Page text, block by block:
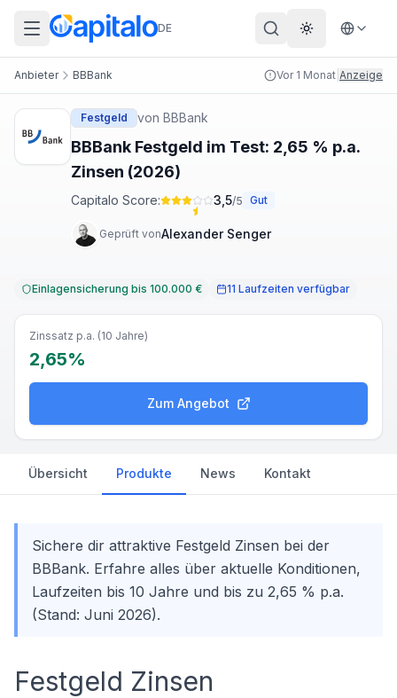
DE Theme
Anbieter BBBank Vor 1 Monat Anzeige
Festgeld von BBBank
BBBank Festgeld im Test: 2,65 % p.a.
Zinsen (2026)
Capitalo Score: 3,5/5 Gut
Geprüft vonAlexander Senger
Einlagensicherung bis 100.000 € 11 Laufzeiten verfügbar
Zinssatz p.a. (10 Jahre)
2,65%
Zum Angebot
Übersicht Produkte News Kontakt
Sichere dir attraktive Festgeld Zinsen bei der
BBBank. Erfahre alles über aktuelle Konditionen,
Laufzeiten bis 10 Jahre und bis zu 2,65 % p.a.
(Stand: Juni 2026).
Festgeld Zinsen